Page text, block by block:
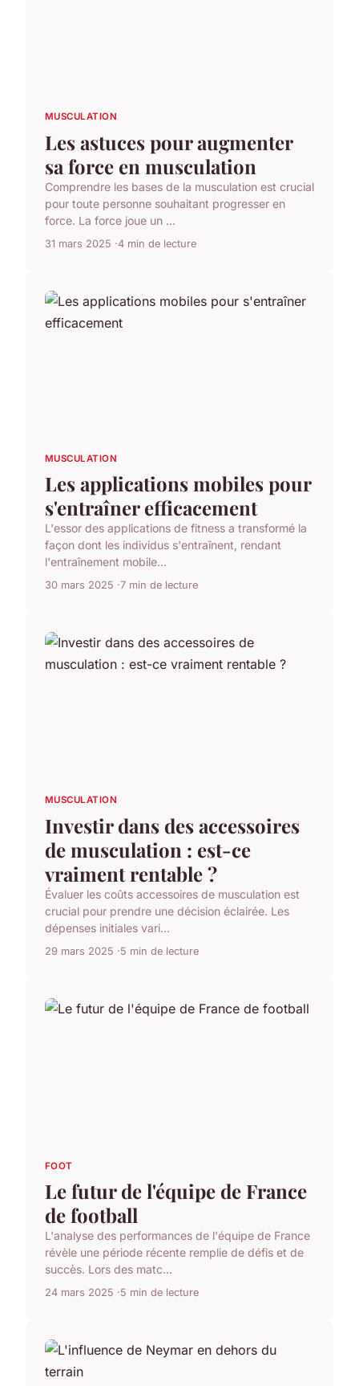
MUSCULATION
Les astuces pour augmenter
sa force en musculation
Comprendre les bases de la musculation est crucial
pour toute personne souhaitant progresser en
force. La force joue un ...
31 mars 2025 4 min de lecture
MUSCULATION
Les applications mobiles pour
s'entraîner efficacement
L'essor des applications de fitness a transformé la
façon dont les individus s'entraînent, rendant
l'entraînement mobile...
30 mars 2025 7 min de lecture
MUSCULATION
Investir dans des accessoires
de musculation : est-ce
vraiment rentable ?
Évaluer les coûts accessoires de musculation est
crucial pour prendre une décision éclairée. Les
dépenses initiales vari...
29 mars 2025 5 min de lecture
FOOT
Le futur de l'équipe de France
de football
L'analyse des performances de l'équipe de France
révèle une période récente remplie de défis et de
succès. Lors des matc...
24 mars 2025 5 min de lecture